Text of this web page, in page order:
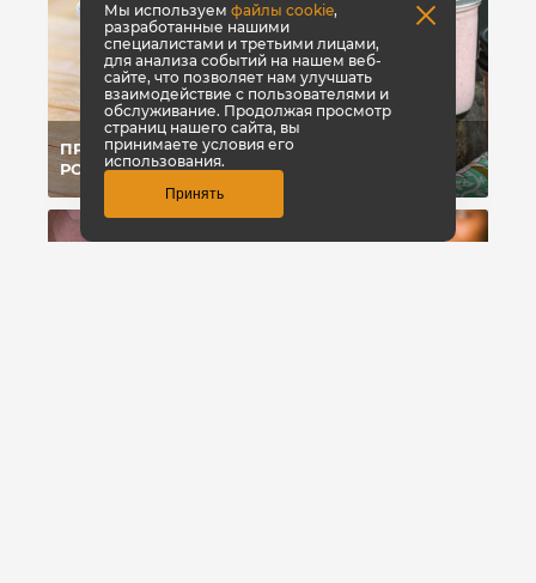
ПРОТЕИНЫ ДЛЯ
РОСТА МЫШЦ
СЫВОРОТОЧНЫЙ
Мы используемфайлы cookie,
разработанные нашими
специалистами и третьими лицами,
для анализа событий на нашем веб-
сайте, что позволяет нам улучшать
взаимодействие с пользователями и
обслуживание. Продолжая просмотр
страниц нашего сайта, вы
принимаете условия его
использования.
Принять